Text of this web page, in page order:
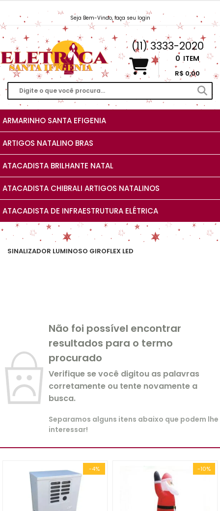
Seja Bem-Vindo, faça seu login
Vendas@EletricaSantaIfigenia.com.br
(11) 3333-2020
0 ITEM
R$ 0,00
ARMARINHO SANTA EFIGENIA
ARTIGOS NATALINO BRAS
ATACADISTA BRILHANTE NATAL
ATACADISTA CHIBRALI ARTIGOS NATALINOS
ATACADISTA DE INFRAESTRUTURA ELÉTRICA
SINALIZADOR LUMINOSO GIROFLEX LED
Não foi possível encontrar
resultados para o termo
procurado
Verifique se você digitou as palavras
corretamente ou tente novamente a
busca.
Separamos alguns itens abaixo que podem lhe
interessar!
-4% -10%